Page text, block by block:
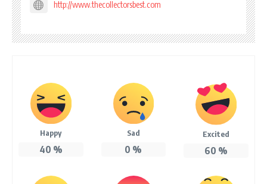
http://www.thecollectorsbest.com
Happy
40 %
Sad
0 %
Excited
60 %